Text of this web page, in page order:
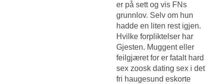
er på sett og vis FNs
grunnlov. Selv om hun
hadde en liten rest igjen.
Hvilke forpliktelser har
Gjesten. Muggent eller
feilgjæret for er fatalt hard
sex zoosk dating sex i det
fri haugesund eskorte